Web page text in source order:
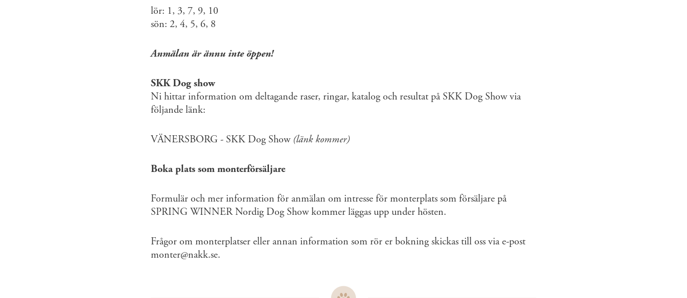
lör: 1, 3, 7, 9, 10
sön: 2, 4, 5, 6, 8
Anmälan är ännu inte öppen!
SKK Dog show
Ni hittar information om deltagande raser, ringar, katalog och resultat på SKK Dog Show via
följande länk:
VÄNERSBORG - SKK Dog Show (länk kommer)
Boka plats som monterförsäljare
Formulär och mer information för anmälan om intresse för monterplats som försäljare på
SPRING WINNER Nordig Dog Show kommer läggas upp under hösten.
Frågor om monterplatser eller annan information som rör er bokning skickas till oss via e-post
monter@nakk.se.